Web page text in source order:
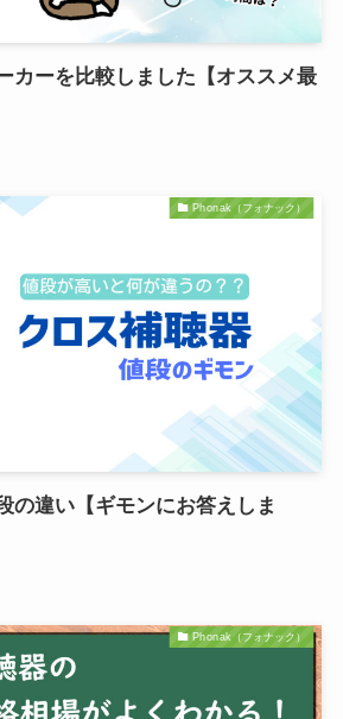
カーを比較しました【オススメ最
Phonak（フォナック）
の違い【ギモンにお答えしま
Phonak（フォナック）